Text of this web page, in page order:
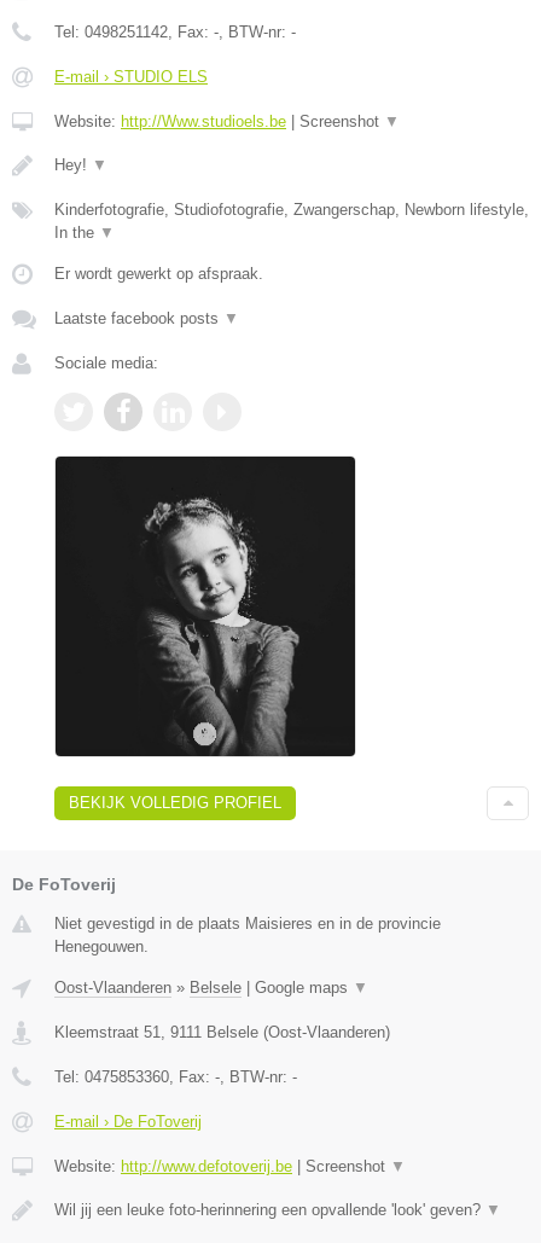
Tel: 0498251142 , Fax: - , BTW-nr: -
E-mail › STUDIO ELS
Website: http://Www.studioels.be | Screenshot ▼
Hey! ▼
Kinderfotografie, Studiofotografie, Zwangerschap, Newborn lifestyle,
In the ▼
Er wordt gewerkt op afspraak.
Laatste facebook posts ▼
Sociale media:
BEKIJK VOLLEDIG PROFIEL
De FoToverij
Niet gevestigd in de plaats Maisieres en in de provincie
Henegouwen.
Oost-Vlaanderen » Belsele | Google maps ▼
Kleemstraat 51 9111 Belsele (Oost-Vlaanderen)
Tel: 0475853360 , Fax: - , BTW-nr: -
E-mail › De FoToverij
Website: http://www.defotoverij.be | Screenshot ▼
Wil jij een leuke foto-herinnering een opvallende 'look' geven? ▼